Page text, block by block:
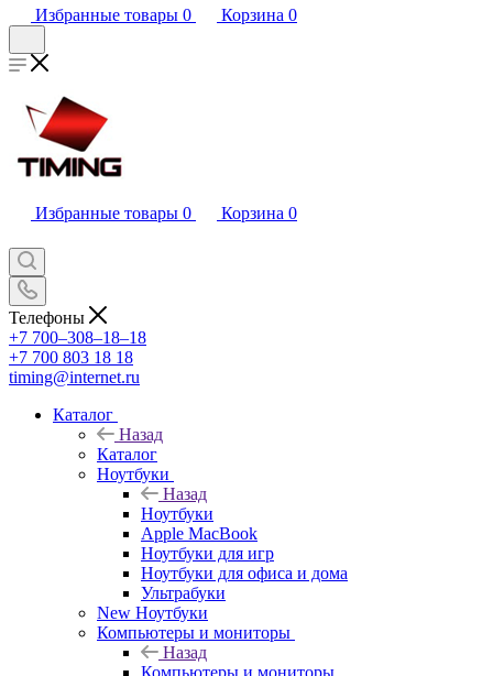
Избранные товары 0 Корзина 0
Избранные товары 0 Корзина 0
Телефоны
+7 700‒308‒18‒18
+7 700 803 18 18
timing@internet.ru
Каталог
Назад
Каталог
Ноутбуки
Назад
Ноутбуки
Apple MacBook
Ноутбуки для игр
Ноутбуки для офиса и дома
Ультрабуки
New Ноутбуки
Компьютеры и мониторы
Назад
Компьютеры и мониторы